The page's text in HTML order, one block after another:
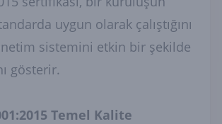
uygun olarak çalıştığını
sistemini etkin bir şekilde
gösterir.
Temel Kalite